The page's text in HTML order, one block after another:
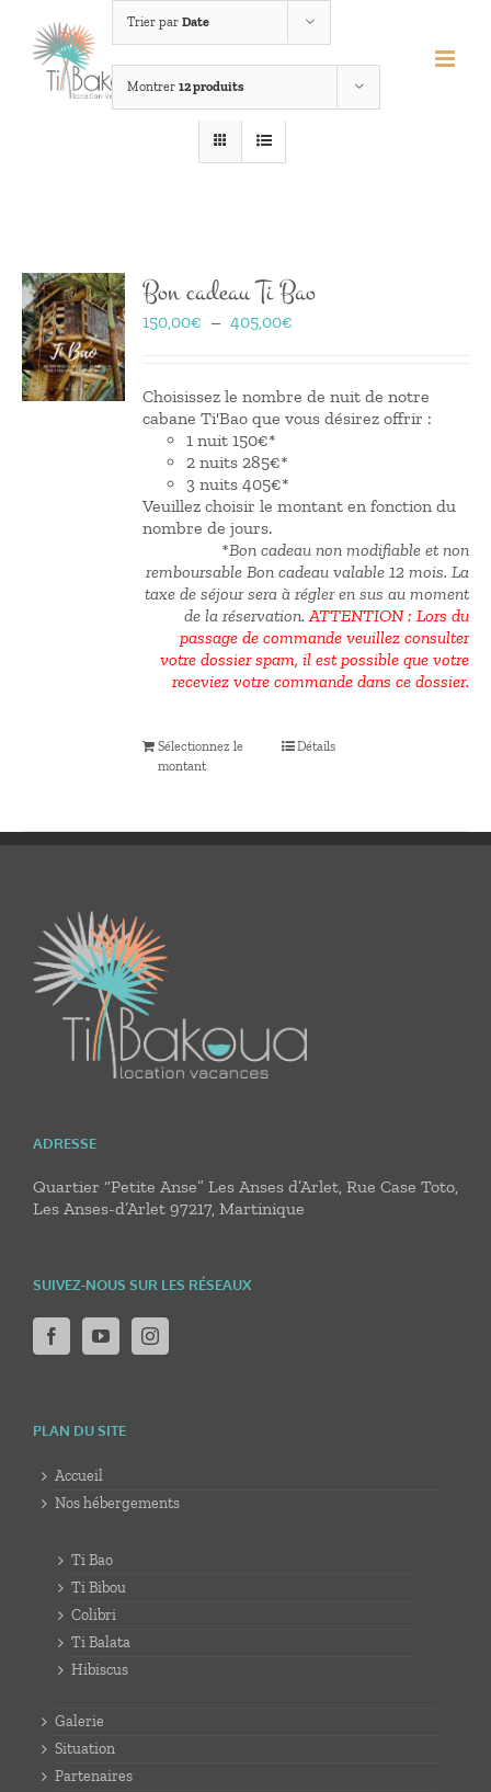
contenu
Trier par Date
Montrer 12 produits
Bon cadeau Ti Bao
150,00€ – 405,00€
150,00€
à
405,00€
Choisissez le nombre de nuit de notre
cabane Ti'Bao que vous désirez offrir :
1 nuit 150€*
2 nuits 285€*
3 nuits 405€*
Veuillez choisir le montant en fonction du
nombre de jours.
*Bon cadeau non modifiable et non
remboursable Bon cadeau valable 12 mois. La
taxe de séjour sera à régler en sus au moment
de la réservation.ATTENTION : Lors du
passage de commande veuillez consulter
votre dossier spam, il est possible que votre
receviez votre commande dans ce dossier.
Sélectionnez le
montant
Détails
ADRESSE
Quartier “Petite Anse” Les Anses d’Arlet, Rue Case Toto,
Les Anses-d’Arlet 97217, Martinique
SUIVEZ-NOUS SUR LES RÉSEAUX
PLAN DU SITE
Accueil
Nos hébergements
Ti Bao
Ti Bibou
Colibri
Ti Balata
Hibiscus
Galerie
Situation
Partenaires